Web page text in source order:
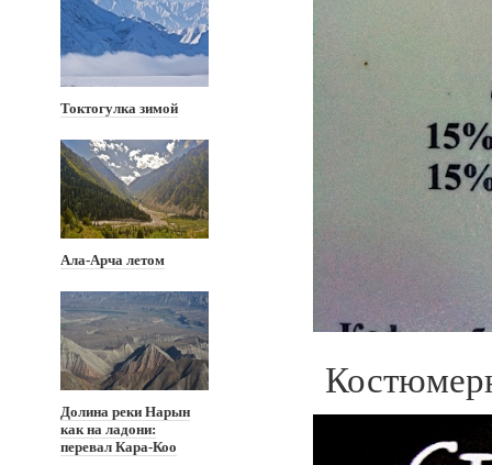
Токтогулка зимой
Ала-Арча летом
Долина реки Нарын
как на ладони:
перевал Кара-Коо